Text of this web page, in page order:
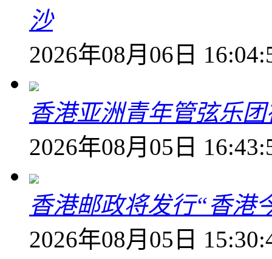
沙
2026年08月06日
香港亚洲青年管弦乐
2026年08月05日
香港邮政将发行“香港
2026年08月05日